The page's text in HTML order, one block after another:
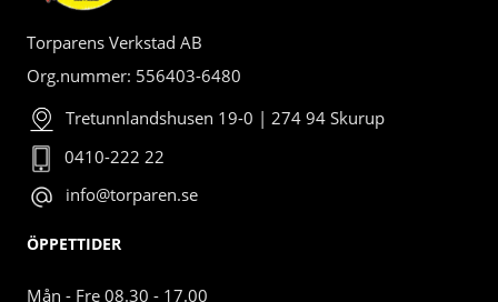
Torparens Verkstad AB
Org.nummer: 556403-6480
Tretunnlandshusen 19-0 | 274 94 Skurup
0410-222 22
info@torparen.se
ÖPPETTIDER
Mån - Fre 08.30 - 17.00